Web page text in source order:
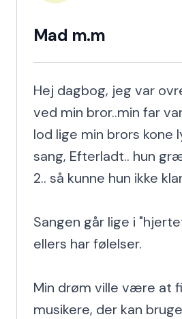
Mad m.m
Hej dagbog, jeg var
ved min bror..min far
lod lige min brors kone
sang, Efterladt.. hun
2.. så kunne hun ikke
Sangen går lige i
ellers har følelser.
Min drøm ville være at
musikere, der kan